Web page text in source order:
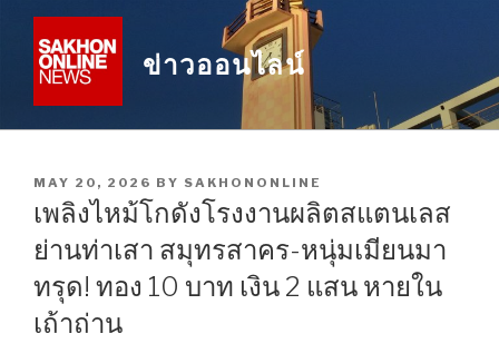
content
ข่าวออนไลน์
POSTED
MAY 20, 2026 BY SAKHONONLINE
เพลิงไหม้โกดังโรงงานผลิตสแตนเลส
ย่านท่าเสา สมุทรสาคร-หนุ่มเมียนมา
ทรุด! ทอง 10 บาท เงิน 2 แสน หายใน
เถ้าถ่าน